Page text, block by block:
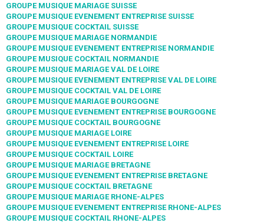
GROUPE MUSIQUE MARIAGE SUISSE
GROUPE MUSIQUE EVENEMENT ENTREPRISE SUISSE
GROUPE MUSIQUE COCKTAIL SUISSE
GROUPE MUSIQUE MARIAGE NORMANDIE
GROUPE MUSIQUE EVENEMENT ENTREPRISE NORMANDIE
GROUPE MUSIQUE COCKTAIL NORMANDIE
GROUPE MUSIQUE MARIAGE VAL DE LOIRE
GROUPE MUSIQUE EVENEMENT ENTREPRISE VAL DE LOIRE
GROUPE MUSIQUE COCKTAIL VAL DE LOIRE
GROUPE MUSIQUE MARIAGE BOURGOGNE
GROUPE MUSIQUE EVENEMENT ENTREPRISE BOURGOGNE
GROUPE MUSIQUE COCKTAIL BOURGOGNE
GROUPE MUSIQUE MARIAGE LOIRE
GROUPE MUSIQUE EVENEMENT ENTREPRISE LOIRE
GROUPE MUSIQUE COCKTAIL LOIRE
GROUPE MUSIQUE MARIAGE BRETAGNE
GROUPE MUSIQUE EVENEMENT ENTREPRISE BRETAGNE
GROUPE MUSIQUE COCKTAIL BRETAGNE
GROUPE MUSIQUE MARIAGE RHONE-ALPES
GROUPE MUSIQUE EVENEMENT ENTREPRISE RHONE-ALPES
GROUPE MUSIQUE COCKTAIL RHONE-ALPES